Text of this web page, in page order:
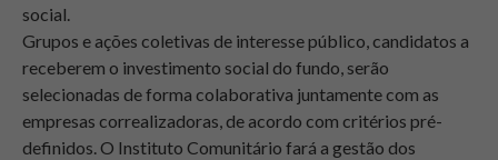
social.
Grupos e ações coletivas de interesse público, candidatos a
receberem o investimento social do fundo, serão
selecionadas de forma colaborativa juntamente com as
empresas correalizadoras, de acordo com critérios pré-
definidos. O Instituto Comunitário fará a gestão dos